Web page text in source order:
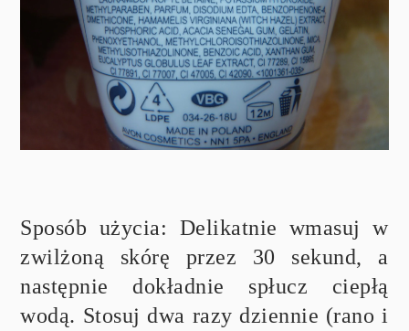
Sposób użycia: Delikatnie wmasuj w
zwilżoną skórę przez 30 sekund, a
następnie dokładnie spłucz ciepłą
wodą. Stosuj dwa razy dziennie (rano i